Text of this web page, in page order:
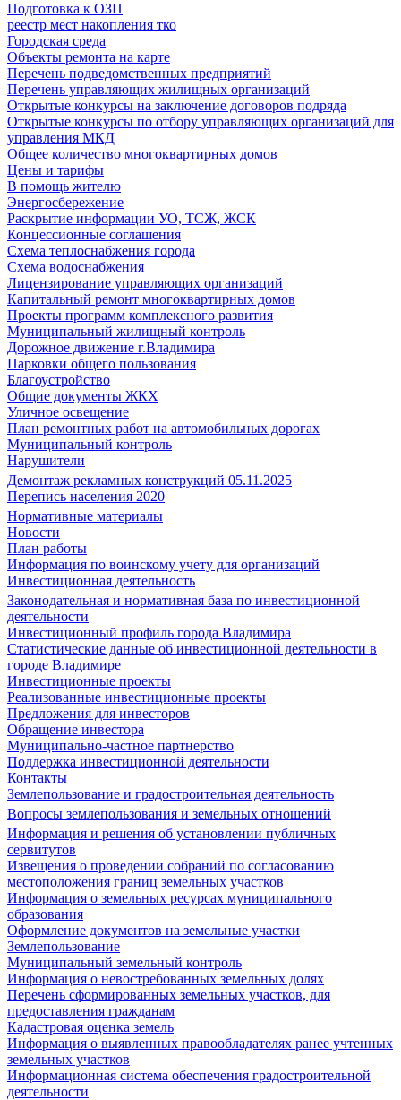
Подготовка к ОЗП
реестр мест накопления тко
Городская среда
Объекты ремонта на карте
Перечень подведомственных предприятий
Перечень управляющих жилищных организаций
Открытые конкурсы на заключение договоров подряда
Открытые конкурсы по отбору управляющих организаций для
управления МКД
Общее количество многоквартирных домов
Цены и тарифы
В помощь жителю
Энергосбережение
Раскрытие информации УО, ТСЖ, ЖСК
Концессионные соглашения
Схема теплоснабжения города
Схема водоснабжения
Лицензирование управляющих организаций
Капитальный ремонт многоквартирных домов
Проекты программ комплексного развития
Муниципальный жилищный контроль
Дорожное движение г.Владимира
Парковки общего пользования
Благоустройство
Общие документы ЖКХ
Уличное освещение
План ремонтных работ на автомобильных дорогах
Муниципальный контроль
Нарушители
Демонтаж рекламных конструкций 05.11.2025
Перепись населения 2020
Нормативные материалы
Новости
План работы
Информация по воинскому учету для организаций
Инвестиционная деятельность
Законодательная и нормативная база по инвестиционной
деятельности
Инвестиционный профиль города Владимира
Статистические данные об инвестиционной деятельности в
городе Владимире
Инвестиционные проекты
Реализованные инвестиционные проекты
Предложения для инвесторов
Обращение инвестора
Муниципально-частное партнерство
Поддержка инвестиционной деятельности
Контакты
Землепользование и градостроительная деятельность
Вопросы землепользования и земельных отношений
Информация и решения об установлении публичных
сервитутов
Извещения о проведении собраний по согласованию
местоположения границ земельных участков
Информация о земельных ресурсах муниципального
образования
Оформление документов на земельные участки
Землепользование
Муниципальный земельный контроль
Информация о невостребованных земельных долях
Перечень сформированных земельных участков, для
предоставления гражданам
Кадастровая оценка земель
Информация о выявленных правообладателях ранее учтенных
земельных участков
Информационная система обеспечения градостроительной
деятельности